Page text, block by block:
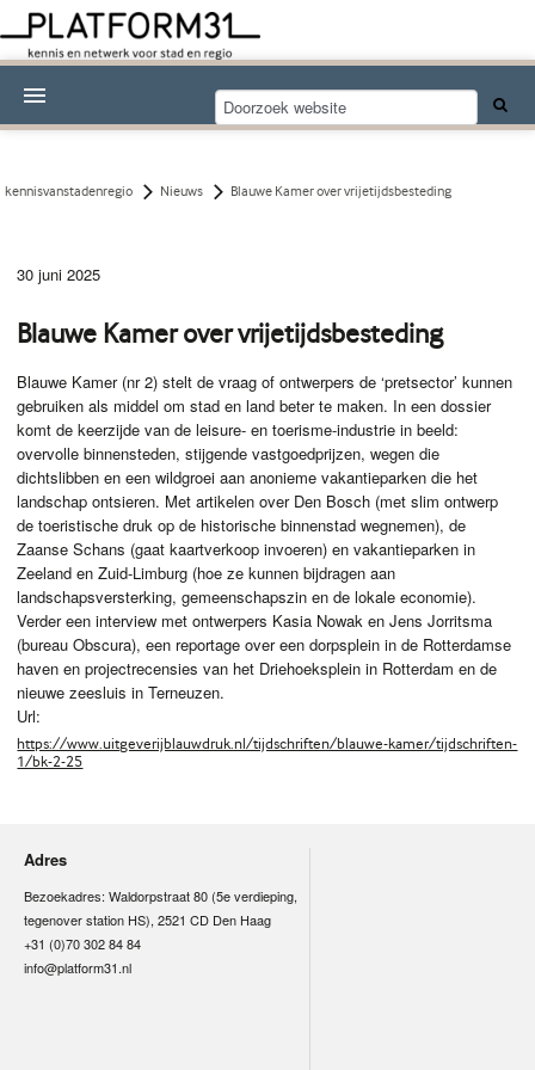
Kennisdossiers
Contact
kennisvanstadenregio Nieuws Blauwe Kamer over vrijetijdsbesteding
30 juni 2025
Blauwe Kamer over vrijetijdsbesteding
Blauwe Kamer (nr 2) stelt de vraag of ontwerpers de ‘pretsector’ kunnen
gebruiken als middel om stad en land beter te maken. In een dossier
komt de keerzijde van de leisure- en toerisme-industrie in beeld:
overvolle binnensteden, stijgende vastgoedprijzen, wegen die
dichtslibben en een wildgroei aan anonieme vakantieparken die het
landschap ontsieren. Met artikelen over Den Bosch (met slim ontwerp
de toeristische druk op de historische binnenstad wegnemen), de
Zaanse Schans (gaat kaartverkoop invoeren) en vakantieparken in
Zeeland en Zuid-Limburg (hoe ze kunnen bijdragen aan
landschapsversterking, gemeenschapszin en de lokale economie).
Verder een interview met ontwerpers Kasia Nowak en Jens Jorritsma
(bureau Obscura), een reportage over een dorpsplein in de Rotterdamse
haven en projectrecensies van het Driehoeksplein in Rotterdam en de
nieuwe zeesluis in Terneuzen.
Url:
https://www.uitgeverijblauwdruk.nl/tijdschriften/blauwe-kamer/tijdschriften-
1/bk-2-25
Adres
Bezoekadres: Waldorpstraat 80 (5e verdieping,
tegenover station HS), 2521 CD Den Haag
+31 (0)70 302 84 84
info@platform31.nl